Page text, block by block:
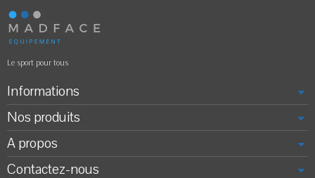
Le sport pour tous
Informations
Nos produits
A propos
Contactez-nous